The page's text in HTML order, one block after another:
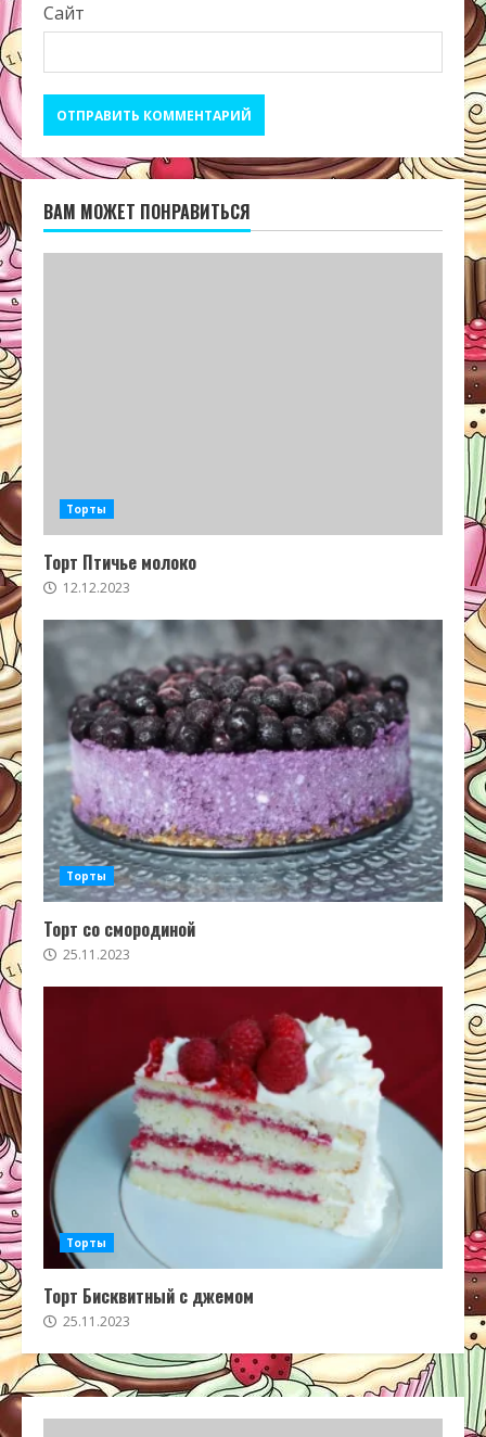
Сайт
ВАМ МОЖЕТ ПОНРАВИТЬСЯ
Торты
Торт Птичье молоко
12.12.2023
Торты
Торт со смородиной
25.11.2023
Торты
Торт Бисквитный с джемом
25.11.2023